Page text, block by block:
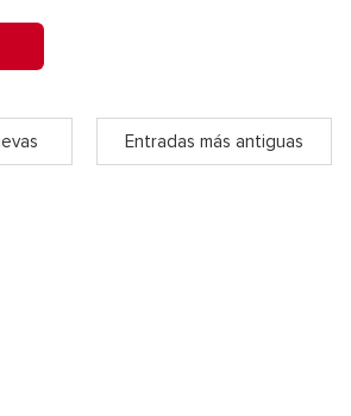
Entradas más antiguas